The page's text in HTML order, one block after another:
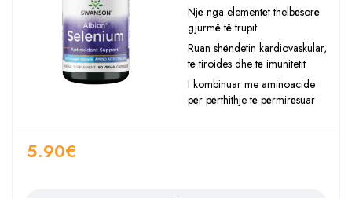
Një nga elementët thelbësorë
gjurmë të trupit
Ruan shëndetin kardiovaskular,
të tiroides dhe të imunitetit
I kombinuar me aminoacide
për përthithje të përmirësuar
5.90€